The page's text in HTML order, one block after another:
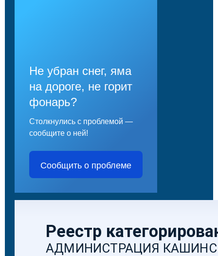
Не убран снег, яма
на дороге, не горит
фонарь?
Столкнулись с проблемой —
сообщите о ней!
Сообщить о проблеме